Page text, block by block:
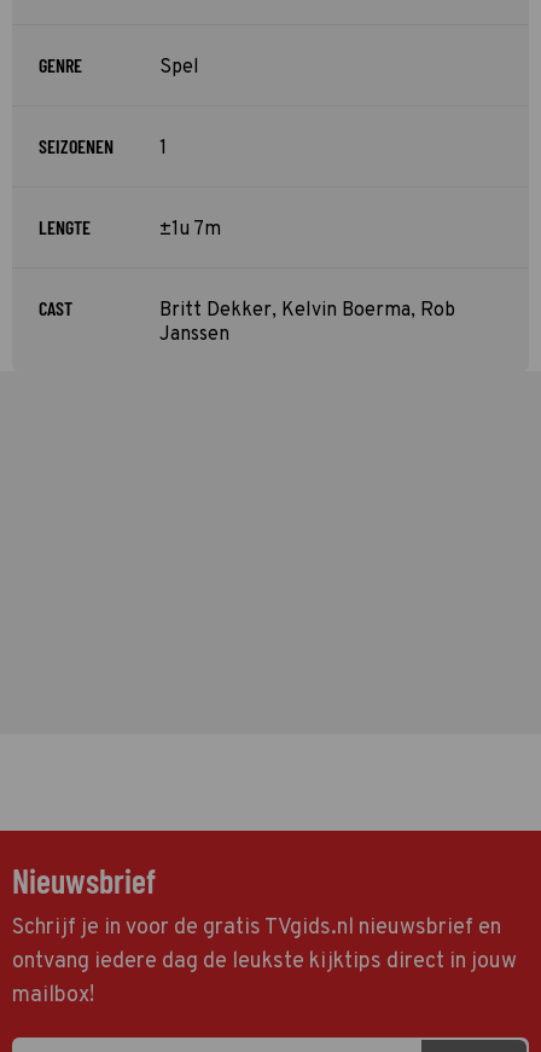
GENRE Spel
SEIZOENEN 1
LENGTE ±1u 7m
CAST
Britt Dekker, Kelvin Boerma, Rob
Janssen
Nieuwsbrief
Schrijf je in voor de gratis TVgids.nl nieuwsbrief en
ontvang iedere dag de leukste kijktips direct in jouw
mailbox!